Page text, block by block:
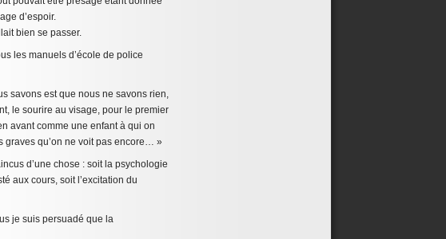
d’espoir.
bien se passer.
les manuels d’école de police
savons est que nous ne savons rien,
le sourire au visage, pour le premier
avant comme une enfant à qui on
graves qu’on ne voit pas encore… »
d’une chose : soit la psychologie
aux cours, soit l’excitation du
je suis persuadé que la